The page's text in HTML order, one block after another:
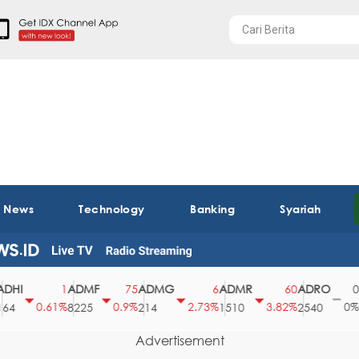
Technology Banking Syariah
0.61%
ADMF
8225
0.9%
ADMG
214
2.73%
ADMR
1510
3.82%
ADRO
2540
43
Advertisement